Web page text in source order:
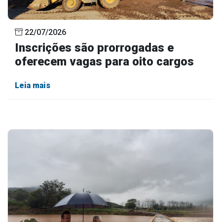
22/07/2026
Inscrições são prorrogadas e
oferecem vagas para oito cargos
Leia mais